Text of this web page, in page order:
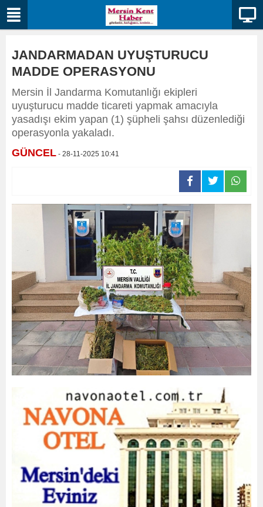
JANDARMADAN UYUŞTURUCU
MADDE OPERASYONU
Mersin İl Jandarma Komutanlığı ekipleri
uyuşturucu madde ticareti yapmak amacıyla
yasadışı ekim yapan (1) şüpheli şahsı düzenlediği
operasyonla yakaladı.
GÜNCEL - 28-11-2025 10:41